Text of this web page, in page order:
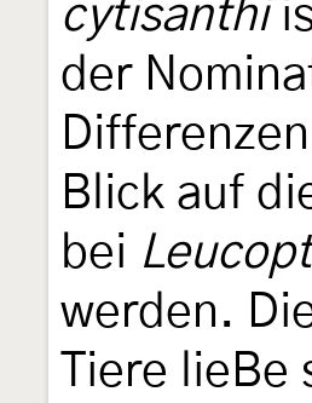
cytisanthi
der
Blick auf
bei
werden.
Tiere